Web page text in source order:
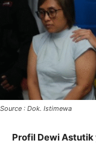
Source : Dok. Istimewa
Profil Dewi